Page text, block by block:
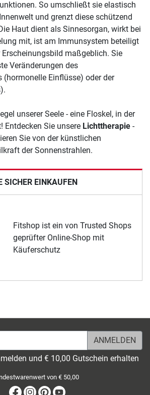
SICHER EINKAUFEN
Fitshop ist ein von Trusted Shops
geprüfter Online-Shop mit
Käuferschutz
So umschließt sie elastisch
und grenzt diese schützend
Haut dient als Sinnesorgan, wirkt bei
mit, ist am Immunsystem beteiligt
maßgeblich. Sie
Veränderungen des
(hormonelle Einflüsse) oder der
unserer Seele - eine Floskel, in der
Entdecken Sie unsere Lichttherapie -
Sie von der künstlichen
der Sonnenstrahlen.
und € 10,00 Gutschein erhalten
von € 50,00
Facebook
Instagram
Pinterest